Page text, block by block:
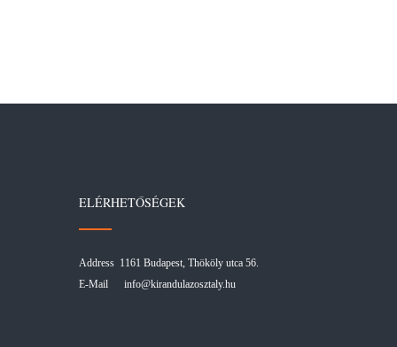
ELÉRHETŐSÉGEK
Address 1161 Budapest, Thököly utca 56.
E-Mail info@kirandulazosztaly.hu